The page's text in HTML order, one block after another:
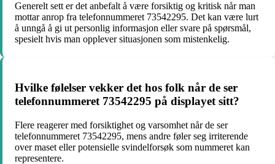
Generelt sett er det anbefalt å være forsiktig og kritisk når man
mottar anrop fra telefonnummeret 73542295. Det kan være lurt
å unngå å gi ut personlig informasjon eller svare på spørsmål,
spesielt hvis man opplever situasjonen som mistenkelig.
Hvilke følelser vekker det hos folk når de ser
telefonnummeret 73542295 på displayet sitt?
Flere reagerer med forsiktighet og varsomhet når de ser
telefonnummeret 73542295, mens andre føler seg irriterende
over maset eller potensielle svindelforsøk som nummeret kan
representere.